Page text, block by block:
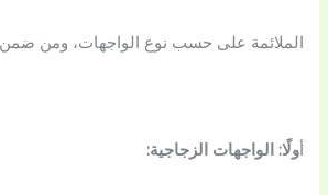
الملائمة على حسب نوع الواجهات، ومن ضمن
أولًا: الواجهات الزجاجية: